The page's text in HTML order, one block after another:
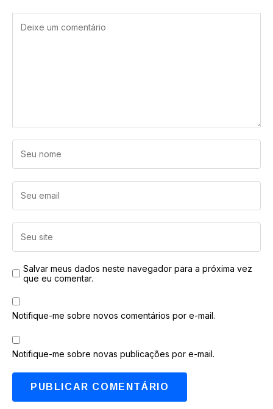
Salvar meus dados neste navegador para a próxima vez
que eu comentar.
Notifique-me sobre novos comentários por e-mail.
Notifique-me sobre novas publicações por e-mail.